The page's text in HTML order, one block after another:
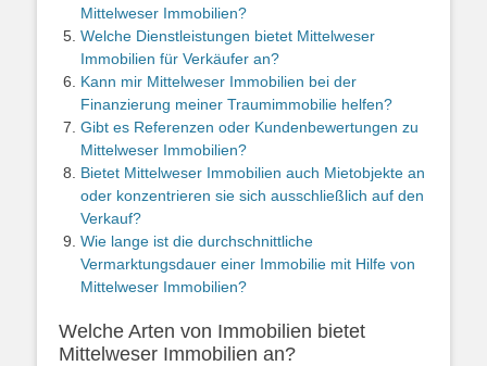
Mittelweser Immobilien?
Welche Dienstleistungen bietet Mittelweser
Immobilien für Verkäufer an?
Kann mir Mittelweser Immobilien bei der
Finanzierung meiner Traumimmobilie helfen?
Gibt es Referenzen oder Kundenbewertungen zu
Mittelweser Immobilien?
Bietet Mittelweser Immobilien auch Mietobjekte an
oder konzentrieren sie sich ausschließlich auf den
Verkauf?
Wie lange ist die durchschnittliche
Vermarktungsdauer einer Immobilie mit Hilfe von
Mittelweser Immobilien?
Welche Arten von Immobilien bietet
Mittelweser Immobilien an?